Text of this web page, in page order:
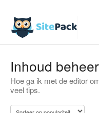
Inhoud beheer
Hoe ga ik met de editor
veel tips.